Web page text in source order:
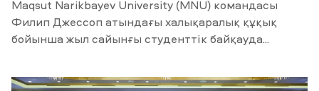
Maqsut Narikbayev University (MNU) командасы
Филип Джессоп атындағы халықаралық құқық
бойынша жыл сайынғы студенттік байқауда...